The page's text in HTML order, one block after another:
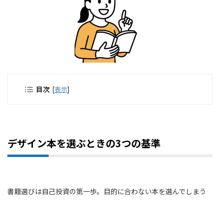
目次 [表示]
デザイン本を選ぶときの3つの基準
書籍選びは自己投資の第一歩。目的に合わない本を選んでしまう